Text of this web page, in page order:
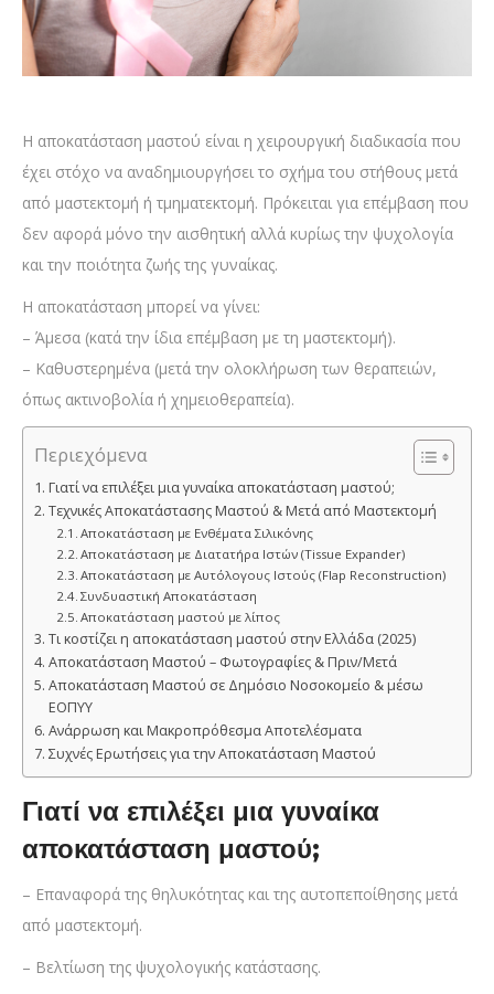
Η αποκατάσταση μαστού είναι η χειρουργική διαδικασία που
έχει στόχο να αναδημιουργήσει το σχήμα του στήθους μετά
από μαστεκτομή ή τμηματεκτομή. Πρόκειται για επέμβαση που
δεν αφορά μόνο την αισθητική αλλά κυρίως την ψυχολογία
και την ποιότητα ζωής της γυναίκας.
Η αποκατάσταση μπορεί να γίνει:
– Άμεσα (κατά την ίδια επέμβαση με τη μαστεκτομή).
– Καθυστερημένα (μετά την ολοκλήρωση των θεραπειών,
όπως ακτινοβολία ή χημειοθεραπεία).
Περιεχόμενα
Γιατί να επιλέξει μια γυναίκα αποκατάσταση μαστού;
Τεχνικές Αποκατάστασης Μαστού & Μετά από Μαστεκτομή
Αποκατάσταση με Ενθέματα Σιλικόνης
Αποκατάσταση με Διατατήρα Ιστών (Tissue Expander)
Αποκατάσταση με Αυτόλογους Ιστούς (Flap Reconstruction)
Συνδυαστική Αποκατάσταση
Αποκατάσταση μαστού με λίπος
Τι κοστίζει η αποκατάσταση μαστού στην Ελλάδα (2025)
Αποκατάσταση Μαστού – Φωτογραφίες & Πριν/Μετά
Αποκατάσταση Μαστού σε Δημόσιο Νοσοκομείο & μέσω
ΕΟΠΥΥ
Ανάρρωση και Μακροπρόθεσμα Αποτελέσματα
Συχνές Ερωτήσεις για την Αποκατάσταση Μαστού
Γιατί να επιλέξει μια γυναίκα
αποκατάσταση μαστού;
– Επαναφορά της θηλυκότητας και της αυτοπεποίθησης μετά
από μαστεκτομή.
– Βελτίωση της ψυχολογικής κατάστασης.